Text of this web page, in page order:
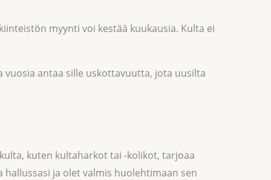
myynti voi kestää kuukausia. Kulta ei
antaa sille uskottavuutta, jota uusilta
kuten kultaharkot tai -kolikot, tarjoaa
ja olet valmis huolehtimaan sen